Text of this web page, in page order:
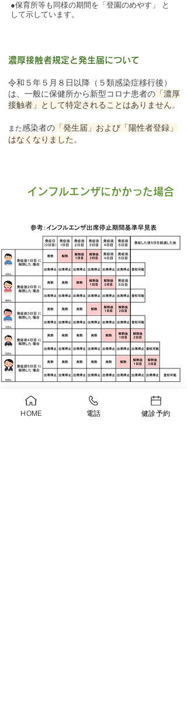
●保育所等も同様の期間を「登園のめやす」 と
して示しています。
濃厚接触者規定と発生届について
令和５年５月８日以降（５類感染症移行後）
は 、一般に保健所から新型コロナ患者の 「濃厚
接触者」として特定されることはありません。
​また感染者の 「発生届」および「陽性者登録」
はなくなりました 。
インフルエンザにかかった場合
インフルエンザの出席停止期間
HOME 電話 健診予約